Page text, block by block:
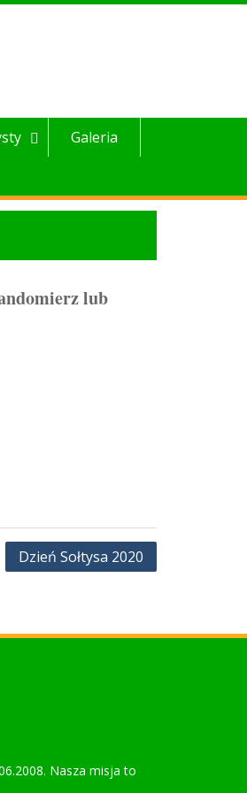
Galeria
lub
Dzień Sołtysa 2020
Nasza misja to